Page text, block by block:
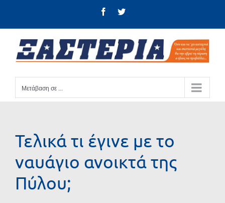
FacebookTwitter
Μετάβαση σε ...
Τελικά τι έγινε με το
ναυάγιο ανοικτά της
Πύλου;